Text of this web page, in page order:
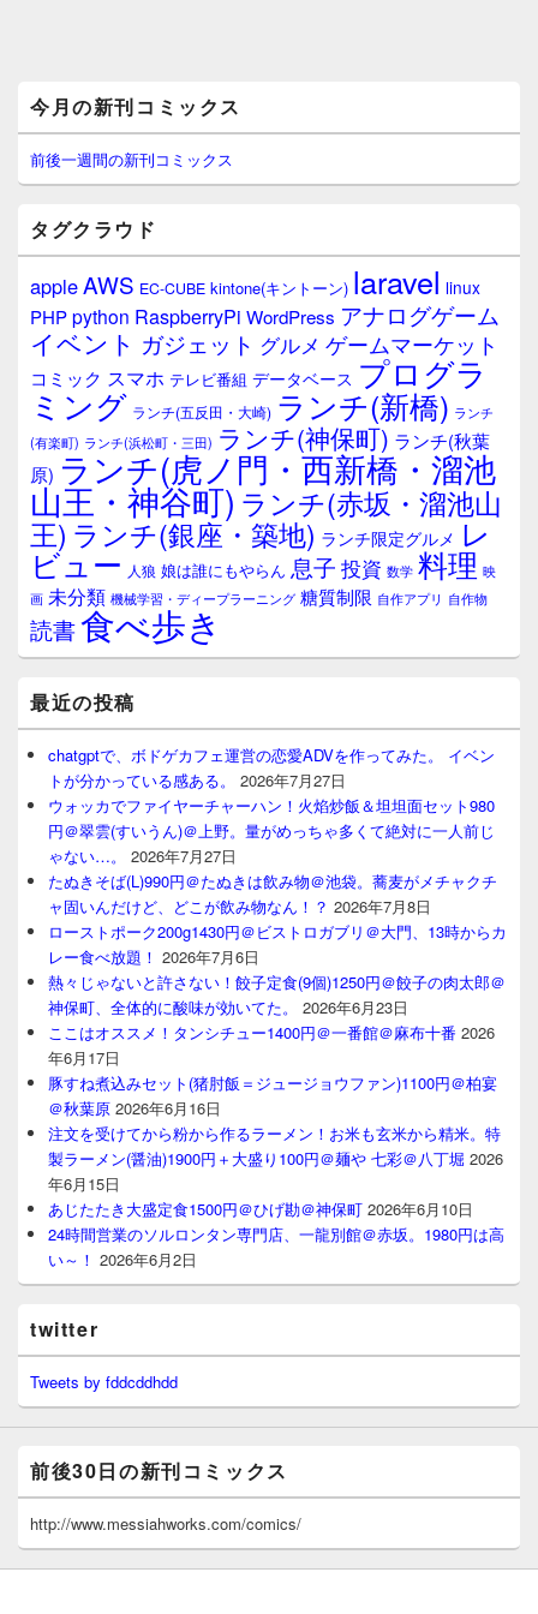
イ
ン
サ
イ
ウ
ィ
ジ
ェ
ア
今月の新刊コミックス
前後一週間の新刊コミックス
タグクラウド
appleAWS EC-CUBE kintone(キントーン) laravel linux
PHPpython RaspberryPi WordPress アナログゲーム
イベント ガジェット グルメ ゲームマーケット
コミック スマホ テレビ番組 データベース プログラ
ミング ランチ(五反田・大崎) ランチ(新橋) ランチ
(有楽町) ランチ(浜松町・三田) ランチ(神保町) ランチ(秋葉
原) ランチ(虎ノ門・西新橋・溜池
山王・神谷町) ランチ(赤坂・溜池山
王) ランチ(銀座・築地) ランチ限定グルメ レ
ビュー 人狼 娘は誰にもやらん 息子 投資 数学 料理 映
画 未分類 機械学習・ディープラーニング 糖質制限 自作アプリ 自作物
読書食べ歩き
最近の投稿
chatgptで、ボドゲカフェ運営の恋愛ADVを作ってみた。 イベン
トが分かっている感ある。
2026年7月27日
ウォッカでファイヤーチャーハン！火焰炒飯＆坦坦面セット980
円＠翠雲(すいうん)＠上野。量がめっちゃ多くて絶対に一人前じ
ゃない…。
2026年7月27日
たぬきそば(L)990円＠たぬきは飲み物＠池袋。蕎麦がメチャクチ
ャ固いんだけど、どこが飲み物なん！？ 2026年7月8日
ローストポーク200g1430円＠ビストロガブリ＠大門、13時からカ
レー食べ放題！ 2026年7月6日
熱々じゃないと許さない！餃子定食(9個)1250円＠餃子の肉太郎＠
神保町、全体的に酸味が効いてた。
2026年6月23日
ここはオススメ！タンシチュー1400円＠一番館＠麻布十番 2026
年6月17日
豚すね煮込みセット(猪肘飯＝ジュージョウファン)1100円＠柏宴
＠秋葉原 2026年6月16日
注文を受けてから粉から作るラーメン！お米も玄米から精米。特
製ラーメン(醤油)1900円＋大盛り100円＠麺や 七彩＠八丁堀 2026
年6月15日
あじたたき大盛定食1500円＠ひげ勘＠神保町 2026年6月10日
24時間営業のソルロンタン専門店、一龍別館＠赤坂。1980円は高
い～！ 2026年6月2日
twitter
Tweets by fddcddhdd
前後30日の新刊コミックス
http://www.messiahworks.com/comics/